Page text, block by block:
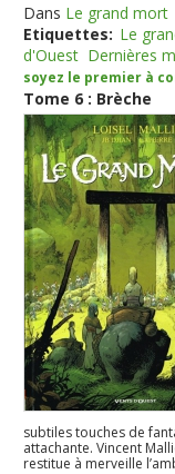
Dans Le grand mort
Etiquettes: Le
d'Ouest Dernières
soyez le premier à
Tome 6 : Brèche
subtiles touches de
attachante. Vincent
restitue à merveille